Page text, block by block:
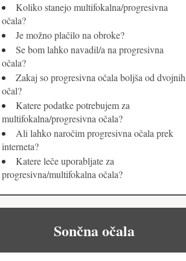
Koliko stanejo multifokalna/progresivna
očala?
Je možno plačilo na obroke?
Se bom lahko navadil/a na progresivna
očala?
Zakaj so progresivna očala boljša od dvojnih
očal?
Katere podatke potrebujem za
multifokalna/progresivna očala?
Ali lahko naročim progresivna očala prek
interneta?
Katere leče uporabljate za
progresivna/multifokalna očala?
Sončna očala